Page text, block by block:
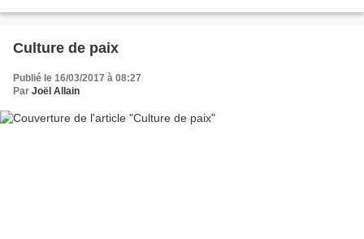
Culture de paix
Publié le 16/03/2017 à 08:27
Par Joël Allain